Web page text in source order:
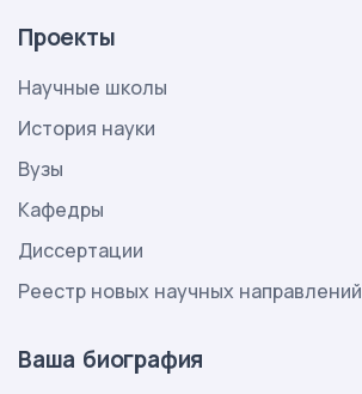
Проекты
Научные школы
История науки
Вузы
Кафедры
Диссертации
Реестр новых научных направлений
Ваша биография